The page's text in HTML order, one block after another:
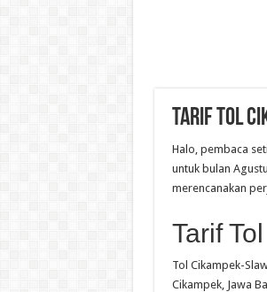
Tarif Tol
Halo, pembaca
untuk bulan
merencanakan
Tarif
Tol Cikampek-
Cikampek, Jawa